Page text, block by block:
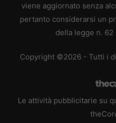
viene aggiornato senza
pertanto considerarsi un
della legge n. 62
Copyright ©2026 - Tutti i
Le attività pubblicitarie su